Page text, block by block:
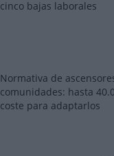
cinco bajas laborales
Normativa de
comunidades: hasta
coste para adaptarlos